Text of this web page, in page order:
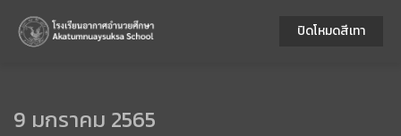
9 มกราคม 2565
ปิดโหมดสีเทา